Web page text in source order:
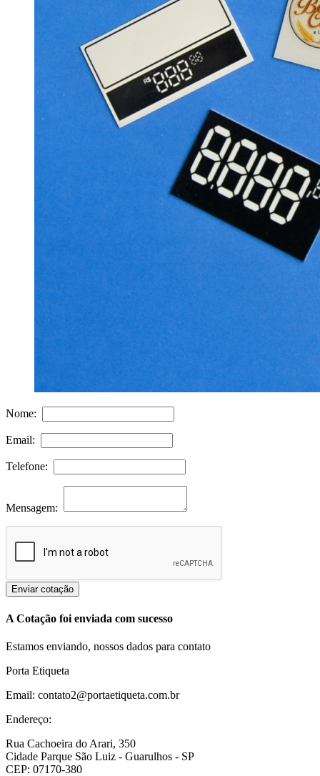
Nome:
Email:
Telefone:
Mensagem:
Enviar cotação
A Cotação foi enviada com sucesso
Estamos enviando, nossos dados para contato
Porta Etiqueta
Email: contato2@portaetiqueta.com.br
Endereço:
Rua Cachoeira do Arari, 350
Cidade Parque São Luiz - Guarulhos - SP
CEP: 07170-380